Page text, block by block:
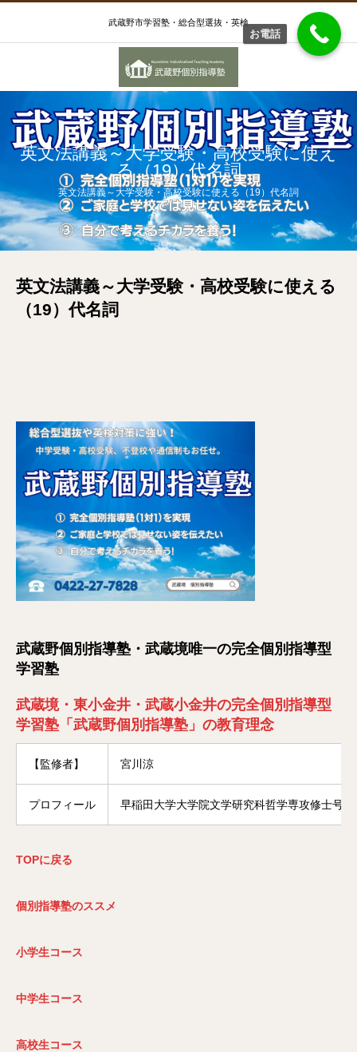
武蔵野市学習塾・総合型選抜・英検
英文法講義～大学受験・高校受験に使え
る（19）代名詞
英文法講義～大学受験・高校受験に使える（19）代名詞
英文法講義～大学受験・高校受験に使える
（19）代名詞
武蔵野個別指導塾・武蔵境唯一の完全個別指導型
学習塾
武蔵境・東小金井・武蔵小金井の完全個別指導型
学習塾「武蔵野個別指導塾」の教育理念
【監修者】 宮川涼
プロフィール 早稲田大学大学院文学研究科哲学専攻修士号
TOPに戻る
個別指導塾のススメ
小学生コース
中学生コース
高校生コース
お電話